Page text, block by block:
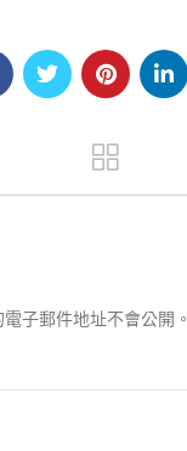
子郵件地址不會公開。